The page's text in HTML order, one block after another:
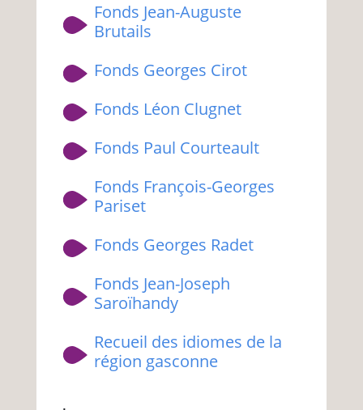
Fonds Jean-Auguste
Brutails
Fonds Georges Cirot
Fonds Léon Clugnet
Fonds Paul Courteault
Fonds François-Georges
Pariset
Fonds Georges Radet
Fonds Jean-Joseph
Saroïhandy
Recueil des idiomes de la
région gasconne